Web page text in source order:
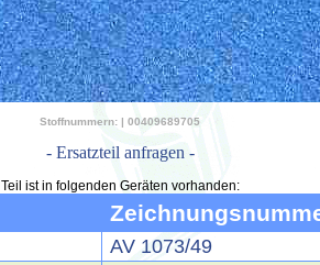
Stoffnummern: | 00409689705
- Ersatzteil anfragen -
Teil ist in folgenden Geräten vorhanden:
AV 1073/49